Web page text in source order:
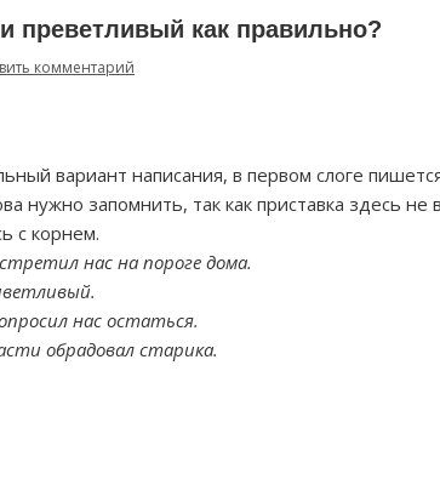
преветливый как правильно?
комментарий
вариант написания, в первом слоге
нужно запомнить, так как приставка здесь не
с корнем.
нас на пороге дома.
нас остаться.
обрадовал старика.